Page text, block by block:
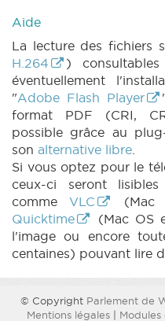
Aide
La lecture des fichiers
H.264
)
éventuellement
"Adobe Flash Player
format PDF (CRI,
possible grâce au
son alternative libre.
Si vous optez pour le
ceux-ci seront
comme VLC
(Mac
Quicktime
(Mac OS
l'image ou encore
centaines) pouvant lire
© Copyright Parlement de
Mentions légales| Modules